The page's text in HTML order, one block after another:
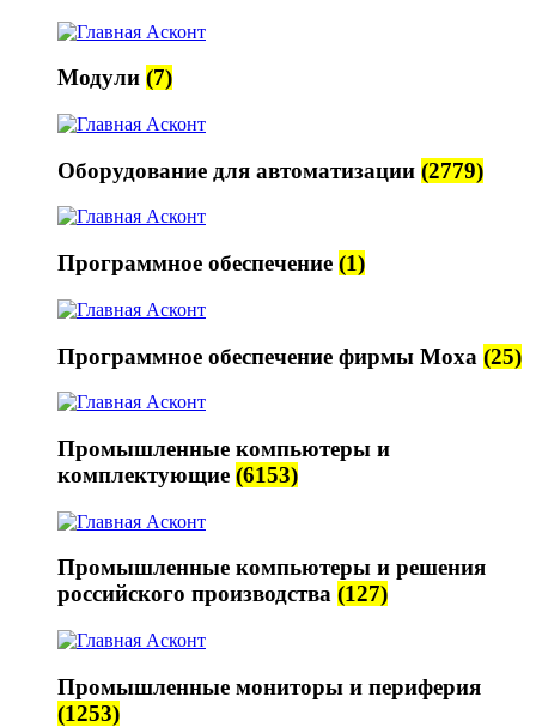
Модули (7)
Оборудование для автоматизации (2779)
Программное обеспечение (1)
Программное обеспечение фирмы Moxa (25)
Промышленные компьютеры и
комплектующие (6153)
Промышленные компьютеры и решения
российского производства (127)
Промышленные мониторы и периферия
(1253)